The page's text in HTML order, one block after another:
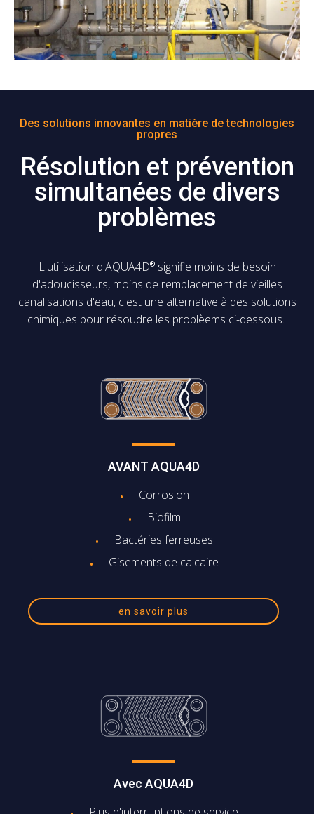
Des solutions innovantes en matière de technologies
propres
Résolution et prévention
simultanées de divers
problèmes
L'utilisation d'AQUA4D®signifie moins de besoin
d'adoucisseurs, moins de remplacement de vieilles
canalisations d'eau, c'est une alternative à des solutions
chimiques pour résoudre les problèems ci-dessous.
AVANT AQUA4D
Corrosion
Biofilm
Bactéries ferreuses
Gisements de calcaire
en savoir plus
Avec AQUA4D